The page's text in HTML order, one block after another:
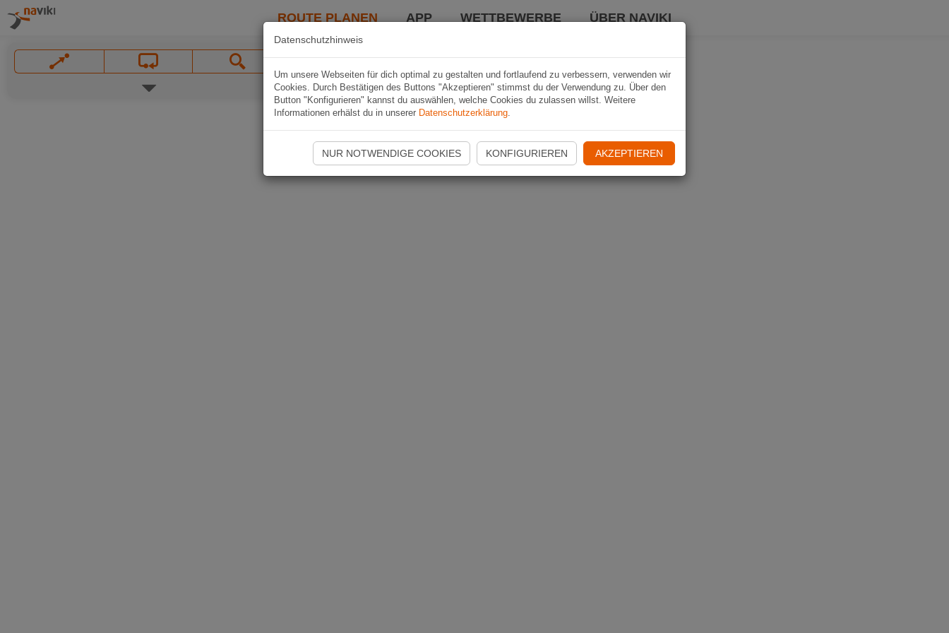
ROUTE PLANEN APP WETTBEWERBE ÜBER NAVIKI
Datenschutzhinweis
Um unsere Webseiten für dich optimal zu gestalten und fortlaufend zu verbessern, verwenden wir
Cookies. Durch Bestätigen des Buttons "Akzeptieren" stimmst du der Verwendung zu. Über den
Button "Konfigurieren" kannst du auswählen, welche Cookies du zulassen willst. Weitere
Informationen erhälst du in unserer Datenschutzerklärung.
NUR NOTWENDIGE COOKIES KONFIGURIEREN AKZEPTIEREN